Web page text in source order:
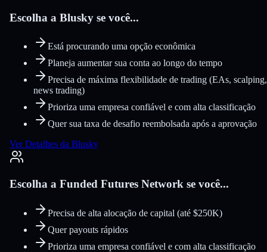
Escolha a Blusky se você...
Está procurando uma opção econômica
Planeja aumentar sua conta ao longo do tempo
Precisa de máxima flexibilidade de trading (EAs, scalping,
news trading)
Prioriza uma empresa confiável e com alta classificação
Quer sua taxa de desafio reembolsada após a aprovação
Ver Detalhes da Blusky
Escolha a Funded Futures Network se você...
Precisa de alta alocação de capital (até $250K)
Quer payouts rápidos
Prioriza uma empresa confiável e com alta classificação